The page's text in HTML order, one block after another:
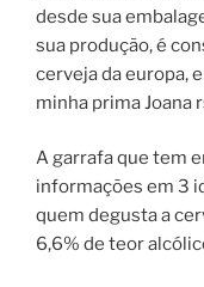
desde sua
sua produção, é
cerveja da europa,
minha prima Joana
A garrafa que tem
informações em 3
quem degusta a
6,6% de teor